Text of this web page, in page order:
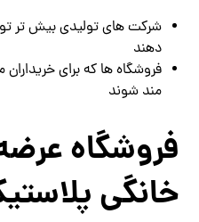
شرکت های تولیدی بیش تر
دهند
فروشگاه ها که برای خریداران
مند شوند
فروشگاه
خانگی